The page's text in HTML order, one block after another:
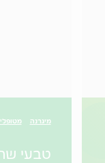
מיגרנה
טבעי